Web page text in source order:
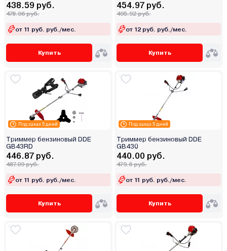
438.59 руб.
478.06 руб.
от 11 руб. руб./мес.
Купить
454.97 руб.
495.92 руб.
от 12 руб. руб./мес.
Купить
Под заказ 5 дней
Триммер бензиновый DDE
GB43RD
446.87 руб.
487.09 руб.
от 11 руб. руб./мес.
Купить
Под заказ 5 дней
Триммер бензиновый DDE
GB430
440.00 руб.
479.6 руб.
от 11 руб. руб./мес.
Купить